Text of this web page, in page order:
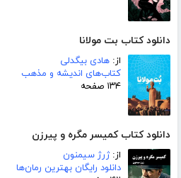
دانلود کتاب بت مولانا
از: هادی بیگدلی
کتاب‌های اندیشه و مذهب
۱۳۴ صفحه
دانلود کتاب کمیسر مگره و پیرزن
از:ژرژ سیمنون
دانلود رایگان بهترین رمان‌ها